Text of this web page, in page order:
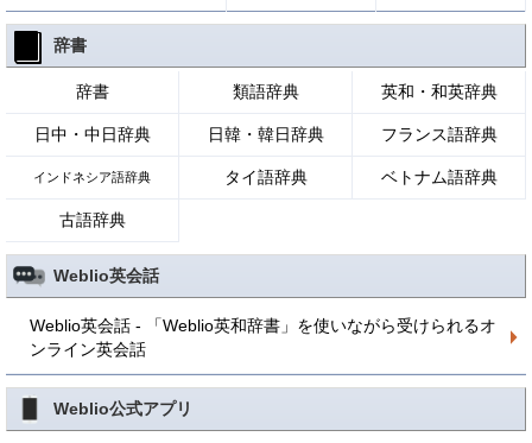
辞書
辞書 類語辞典 英和・和英辞典
日中・中日辞典 日韓・韓日辞典 フランス語辞典
インドネシア語辞典 タイ語辞典 ベトナム語辞典
古語辞典
Weblio英会話
Weblio英会話 - 「Weblio英和辞書」を使いながら受けられるオ
ンライン英会話
Weblio公式アプリ